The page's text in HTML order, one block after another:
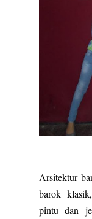
Arsitektur
barok
pintu dan